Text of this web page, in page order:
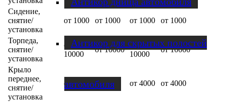
Антикор для скрытых полостей
автомобиля
Сидение,
снятие/
установка
от 1000 от 1000 от 1000 от 1000
Торпеда,
снятие/
установка
от
10000
от 10000
от
10000
от 10000
Крыло
переднее,
снятие/
установка
от 2000 от 3000 от 4000 от 4000